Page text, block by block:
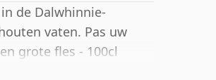
de Dalwhinnie-
vaten. Pas uw
grote fles - 100cl